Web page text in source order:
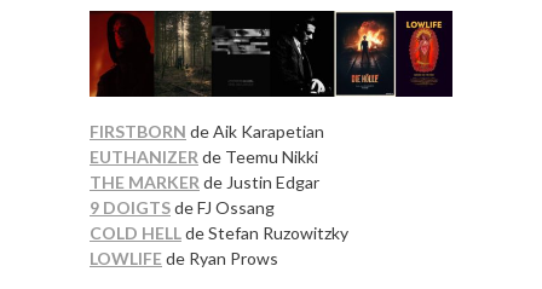
FIRSTBORN de Aik Karapetian
EUTHANIZER de Teemu Nikki
THE MARKER de Justin Edgar
9 DOIGTSde FJ Ossang
COLD HELLde Stefan Ruzowitzky
LOWLIFEde Ryan Prows